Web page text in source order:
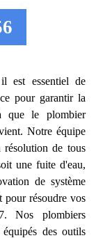
est essentiel de
pour garantir la
que le plombier
Notre équipe
résolution de tous
une fuite d'eau,
de système
pour résoudre vos
Nos plombiers
équipés des outils